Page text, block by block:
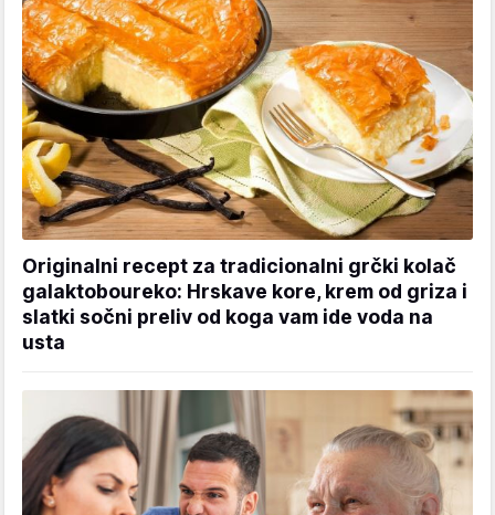
Originalni recept za tradicionalni grčki kolač
galaktoboureko: Hrskave kore, krem od griza i
slatki sočni preliv od koga vam ide voda na
usta